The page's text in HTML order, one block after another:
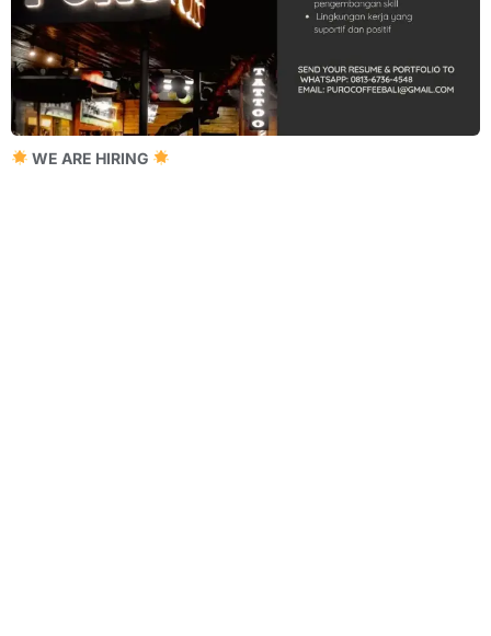
WE ARE HIRING